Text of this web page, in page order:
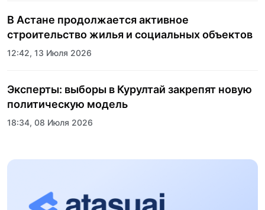
В Астане продолжается активное
строительство жилья и социальных объектов
12:42, 13 Июля 2026
Эксперты: выборы в Курултай закрепят новую
политическую модель
18:34, 08 Июля 2026
Пять лет трансформации стали новой точкой
состоялось торжественное открытие
Казахского национального университета
17:24, 02 Июля 2026